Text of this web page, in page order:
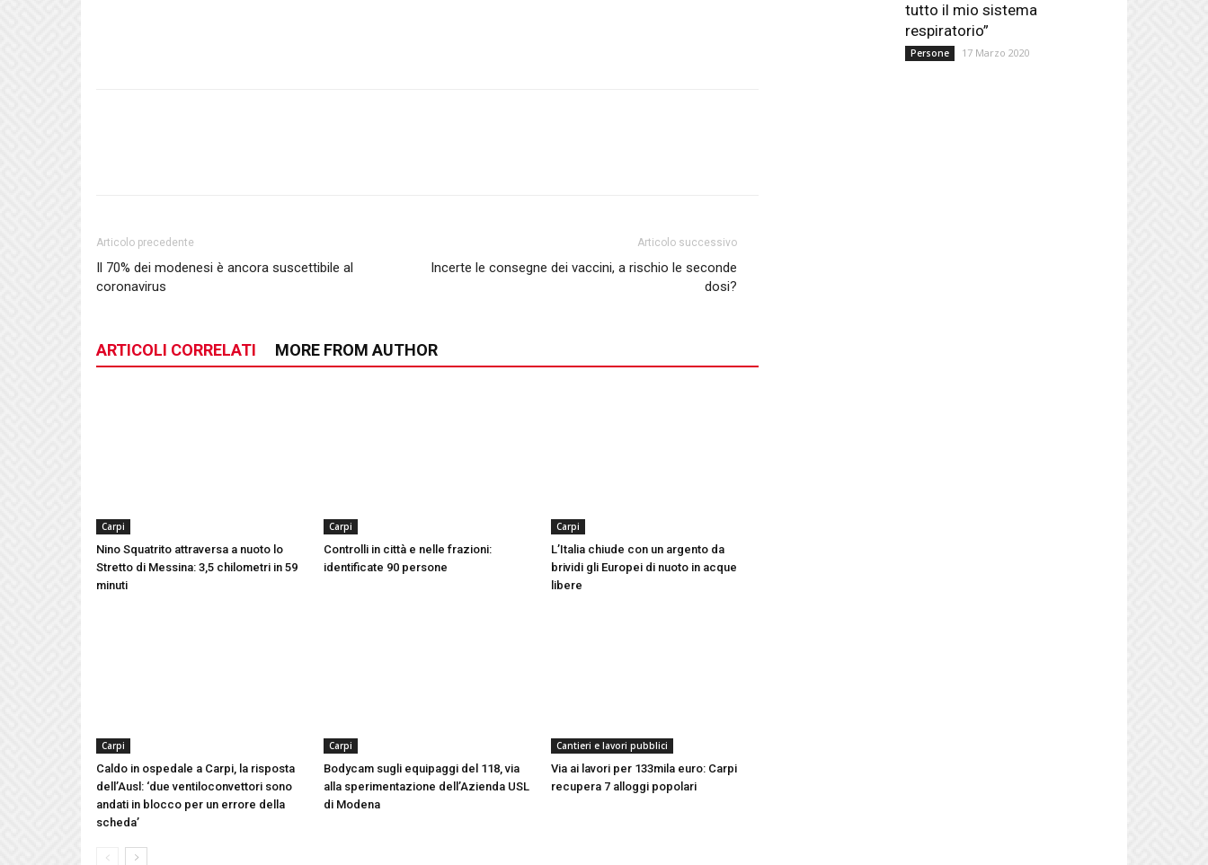
Articolo precedente
Il 70% dei modenesi è ancora suscettibile al
coronavirus
Articolo successivo
Incerte le consegne dei vaccini, a rischio le seconde
dosi?
ARTICOLI CORRELATI MORE FROM AUTHOR
Carpi
Nino Squatrito attraversa a nuoto lo
Stretto di Messina: 3,5 chilometri in 59
minuti
Carpi
Controlli in città e nelle frazioni:
identificate 90 persone
Carpi
L’Italia chiude con un argento da
brividi gli Europei di nuoto in acque
libere
Carpi
Caldo in ospedale a Carpi, la risposta
dell’Ausl: ‘due ventiloconvettori sono
andati in blocco per un errore della
scheda’
Carpi
Bodycam sugli equipaggi del 118, via
alla sperimentazione dell’Azienda USL
di Modena
Cantieri e lavori pubblici
Via ai lavori per 133mila euro: Carpi
recupera 7 alloggi popolari
tutto il mio sistema
respiratorio”
Persone 17 Marzo 2020